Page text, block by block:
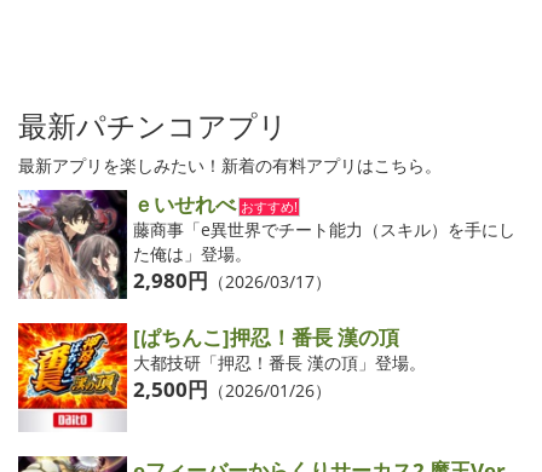
最新パチンコアプリ
最新アプリを楽しみたい！新着の有料アプリはこちら。
ｅいせれべ おすすめ!
藤商事「e異世界でチート能力（スキル）を手にし
た俺は」登場。
2,980円 （2026/03/17）
[ぱちんこ]押忍！番長 漢の頂
大都技研「押忍！番長 漢の頂」登場。
2,500円 （2026/01/26）